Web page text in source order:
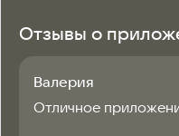
Отзывы о
Валерия
Отличное